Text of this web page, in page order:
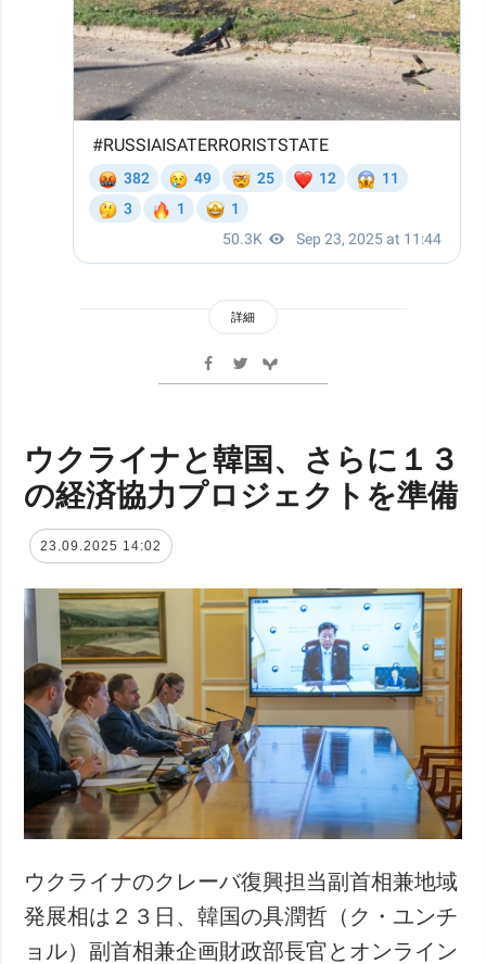
詳細
ウクライナと韓国、さらに１３
の経済協力プロジェクトを準備
23.09.2025 14:02
ウクライナのクレーバ復興担当副首相兼地域
発展相は２３日、韓国の具潤哲（ク・ユンチ
ョル）副首相兼企画財政部長官とオンライン